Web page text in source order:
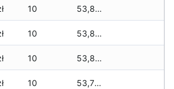
10 53,840 zł
10 53,840 zł
10 53,840 zł
10 53,785 zł